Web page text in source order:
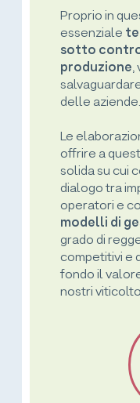
Proprio in
essenziale
sotto
produzione,
delle aziende.
Le
offrire a
solida su cui
dialogo tra
operatori e
modelli di
grado di
competitivi e
fondo il
nostri